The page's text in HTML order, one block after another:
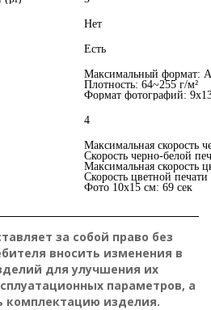
Нет
Есть
Максимальный формат:
Плотность: 64~255 г/м²
Формат фотографий:
4
Максимальная скорость
Скорость черно-белой
Максимальная скорость
Скорость цветной
Фото 10х15 см: 69 сек
д
:
за собой право без
вносить изменения в
для улучшения их
параметров, а
комплектацию изделия.